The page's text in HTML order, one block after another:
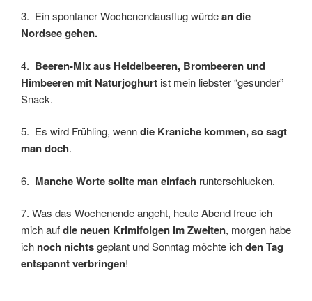
3. Ein spontaner Wochenendausflug würdean die
Nordsee gehen.
4. Beeren-Mix aus Heidelbeeren, Brombeeren und
Himbeeren mit Naturjoghurt ist mein liebster “gesunder”
Snack.
5. Es wird Frühling, wenndie Kraniche kommen, so sagt
man doch.
6. Manche Worte sollte man einfach runterschlucken.
7. Was das Wochenende angeht, heute Abend freue ich
mich aufdie neuen Krimifolgen im Zweiten, morgen habe
ich noch nichtsgeplant und Sonntag möchte ichden Tag
entspannt verbringen!